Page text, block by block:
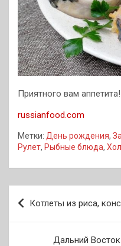
Приятного вам аппетита!
russianfood.com
Метки: День рождения,
Рулет, Рыбные блюда,
Навигация
по
записям
Котлеты из риса,
Дальний